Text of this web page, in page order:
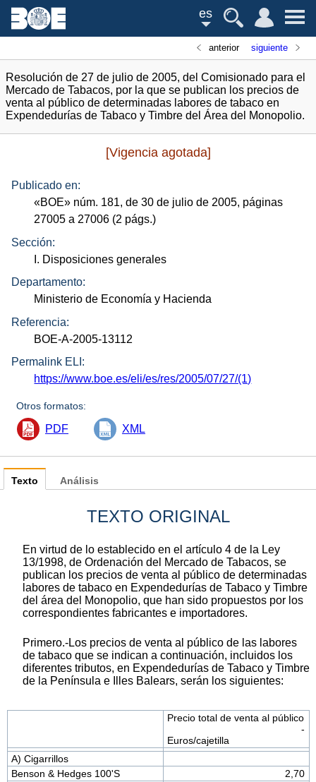
es
anterior siguiente
Resolución de 27 de julio de 2005, del Comisionado para el
Mercado de Tabacos, por la que se publican los precios de
venta al público de determinadas labores de tabaco en
Expendedurías de Tabaco y Timbre del Área del Monopolio.
[Vigencia agotada]
Publicado en:
«BOE» núm. 181, de 30 de julio de 2005, páginas
27005 a 27006 (2 págs.)
Sección:
I. Disposiciones generales
Departamento:
Ministerio de Economía y Hacienda
Referencia:
BOE-A-2005-13112
Permalink ELI:
https://www.boe.es/eli/es/res/2005/07/27/(1)
Otros formatos:
PDF XML
Texto
TEXTO ORIGINAL
En virtud de lo establecido en el artículo 4 de la Ley
13/1998, de Ordenación del Mercado de Tabacos, se
publican los precios de venta al público de determinadas
labores de tabaco en Expendedurías de Tabaco y Timbre
del área del Monopolio, que han sido propuestos por los
correspondientes fabricantes e importadores.
Primero.-Los precios de venta al público de las labores
de tabaco que se indican a continuación, incluidos los
diferentes tributos, en Expendedurías de Tabaco y Timbre
de la Península e Illes Balears, serán los siguientes:
Precio total de venta al público
-
Euros/cajetilla
A) Cigarrillos
Benson & Hedges 100'S
2,70
Análisis